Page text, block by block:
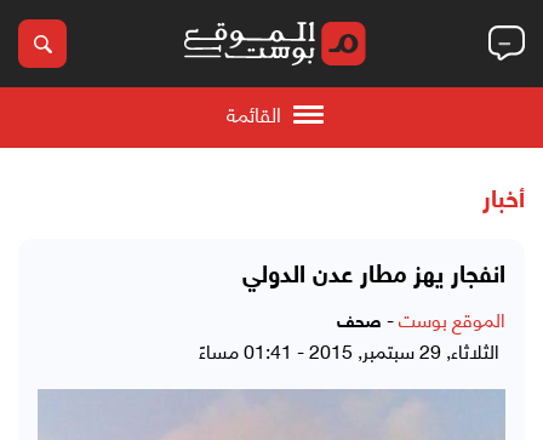
القائمة
أخبار
انفجار يهز مطار عدن الدولي
الموقع بوست- صحف
الثلاثاء, 29 سبتمبر, 2015 - 01:41 مساءً